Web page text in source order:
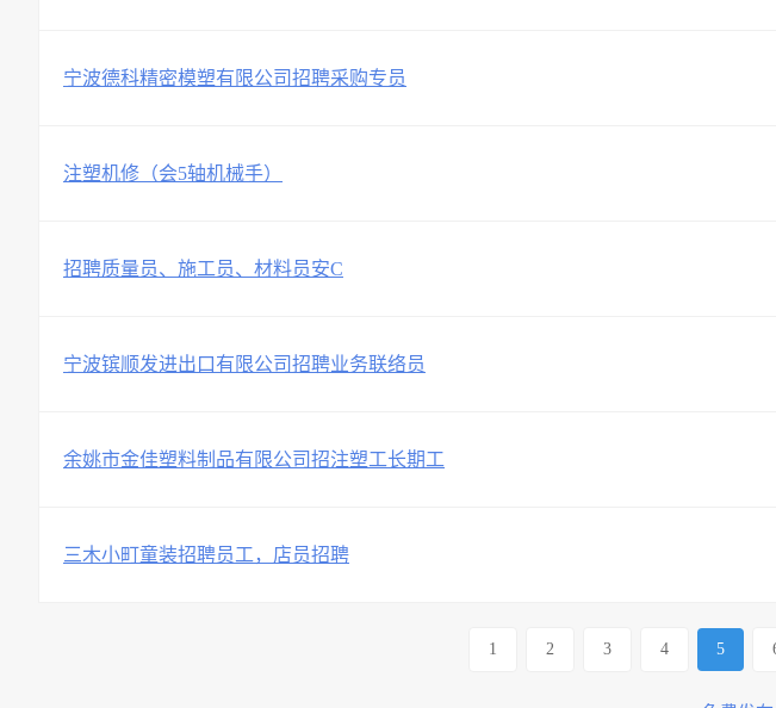
宁波德科精密模塑有限公司招聘采购专员
注塑机修（会5轴机械手）
招聘质量员、施工员、材料员安C
宁波镔顺发进出口有限公司招聘业务联络员
余姚市金佳塑料制品有限公司招注塑工长期工
三木小町童装招聘员工，店员招聘
1 2 3 4 5